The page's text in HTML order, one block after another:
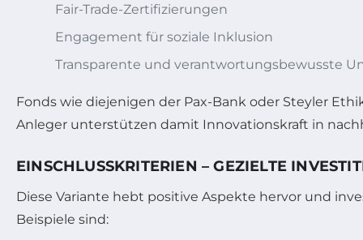
Fair-Trade-Zertifizierungen
Engagement für soziale Inklusion
Transparente und verantwortungsbewusste
Fonds wie diejenigen der Pax-Bank oder Steyler
Anleger unterstützen damit Innovationskraft in
EINSCHLUSSKRITERIEN – GEZIELTE
Diese Variante hebt positive Aspekte hervor und
Beispiele sind: